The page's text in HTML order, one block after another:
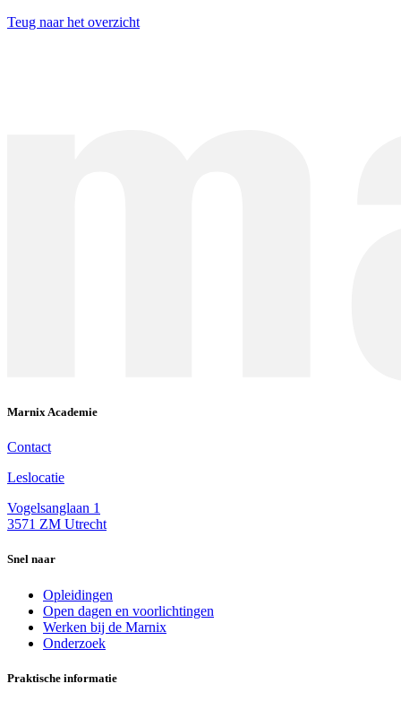
Teug naar het overzicht
Marnix Academie
Contact
Leslocatie
Vogelsanglaan 1
3571 ZM Utrecht
Snel naar
Opleidingen
Open dagen en voorlichtingen
Werken bij de Marnix
Onderzoek
Praktische informatie